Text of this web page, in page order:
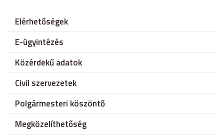
Elérhetőségek
E-ügyintézés
Közérdekű adatok
Civil szervezetek
Polgármesteri köszöntő
Megközelíthetőség